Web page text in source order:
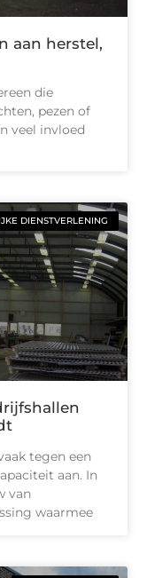
aan herstel,
die
pezen of
veel invloed
DIENSTVERLENING
tegen een
aan. In
van
waarmee